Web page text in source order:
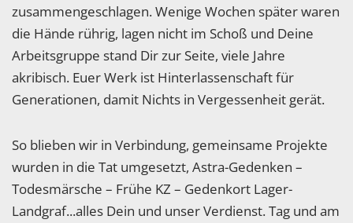
zusammengeschlagen. Wenige Wochen später waren
die Hände rührig, lagen nicht im Schoß und Deine
Arbeitsgruppe stand Dir zur Seite, viele Jahre
akribisch. Euer Werk ist Hinterlassenschaft für
Generationen, damit Nichts in Vergessenheit gerät.
So blieben wir in Verbindung, gemeinsame Projekte
wurden in die Tat umgesetzt, Astra-Gedenken –
Todesmärsche – Frühe KZ – Gedenkort Lager-
Landgraf...alles Dein und unser Verdienst. Tag und am